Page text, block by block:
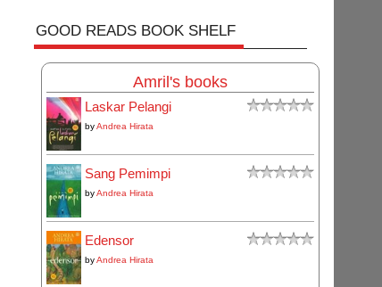
GOOD READS BOOK SHELF
Amril's books
Laskar Pelangi
byAndrea Hirata
Sang Pemimpi
byAndrea Hirata
Edensor
byAndrea Hirata